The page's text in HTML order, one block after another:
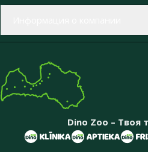
Dino Zoo – Твоя